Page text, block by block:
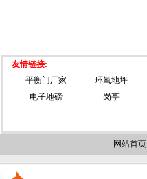
友情链接:
平衡门厂家
环氧地坪
电子地磅
岗亭
网站首页